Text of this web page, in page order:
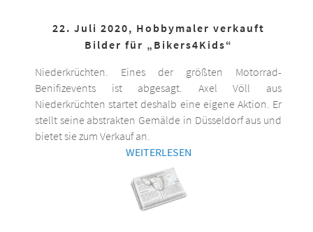
22. Juli 2020, Hobbymaler verkauft
Bilder für „Bikers4Kids“
Niederkrüchten. Eines der größten Motorrad-
Benifizevents ist abgesagt. Axel Völl aus
Niederkrüchten startet deshalb eine eigene Aktion. Er
stellt seine abstrakten Gemälde in Düsseldorf aus und
bietet sie zum Verkauf an.
WEITERLESEN